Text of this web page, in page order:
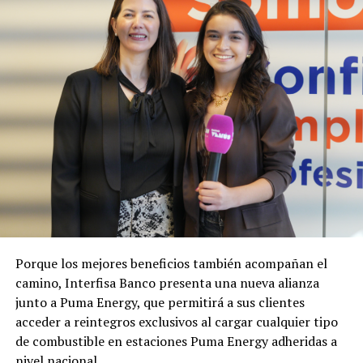
Para más información y bases y condiciones, visitar las
redes sociales de @copetrol_py.
Porque los mejores beneficios también acompañan el
camino, Interfisa Banco presenta una nueva alianza
junto a Puma Energy, que permitirá a sus clientes
acceder a reintegros exclusivos al cargar cualquier tipo
de combustible en estaciones Puma Energy adheridas a